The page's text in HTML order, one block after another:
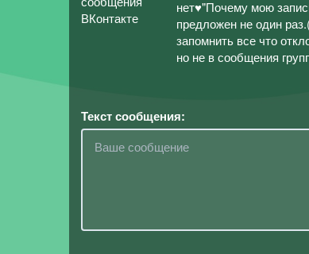
нет♥"Почему мою
предложен не один
запомнить все что
но не в сообщения
Текст сообщения: